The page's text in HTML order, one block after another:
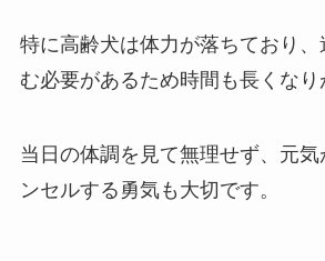
特に高齢犬は体力が落ちており
む必要があるため時間も長くなり
当日の体調を見て無理せず、元気
ンセルする勇気も大切です。